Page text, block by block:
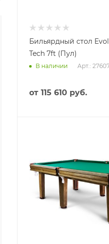
Бильярдный стол
Tech 7ft (Пул)
В наличии Арт.:
от 115 610 руб.